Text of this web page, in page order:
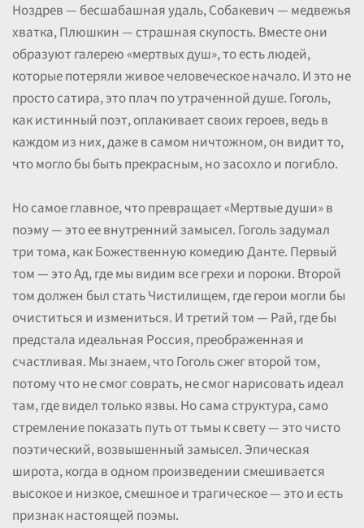
Ноздрев — бесшабашная удаль, Собакевич — медвежья
хватка, Плюшкин — страшная скупость. Вместе они
образуют галерею «мертвых душ», то есть людей,
которые потеряли живое человеческое начало. И это не
просто сатира, это плач по утраченной душе. Гоголь,
как истинный поэт, оплакивает своих героев, ведь в
каждом из них, даже в самом ничтожном, он видит то,
что могло бы быть прекрасным, но засохло и погибло.
Но самое главное, что превращает «Мертвые души» в
поэму — это ее внутренний замысел. Гоголь задумал
три тома, как Божественную комедию Данте. Первый
том — это Ад, где мы видим все грехи и пороки. Второй
том должен был стать Чистилищем, где герои могли бы
очиститься и измениться. И третий том — Рай, где бы
предстала идеальная Россия, преображенная и
счастливая. Мы знаем, что Гоголь сжег второй том,
потому что не смог соврать, не смог нарисовать идеал
там, где видел только язвы. Но сама структура, само
стремление показать путь от тьмы к свету — это чисто
поэтический, возвышенный замысел. Эпическая
широта, когда в одном произведении смешивается
высокое и низкое, смешное и трагическое — это и есть
признак настоящей поэмы.